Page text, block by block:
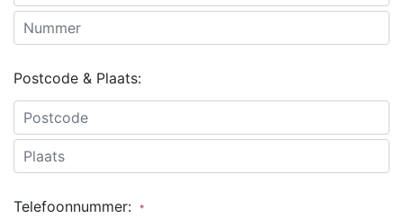
Postcode & Plaats:
Telefoonnummer: *